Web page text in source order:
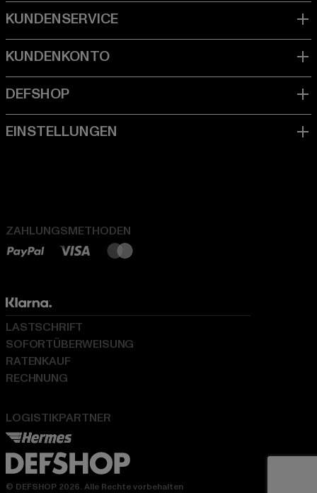
ZAHLUNGSMETHODEN
LOGISTIKPARTNER
LASTSCHRIFT
SOFORTÜBERWEISUNG
RATENKAUF
RECHNUNG
© DEFSHOP 2026. Alle Rechte vorbehalten